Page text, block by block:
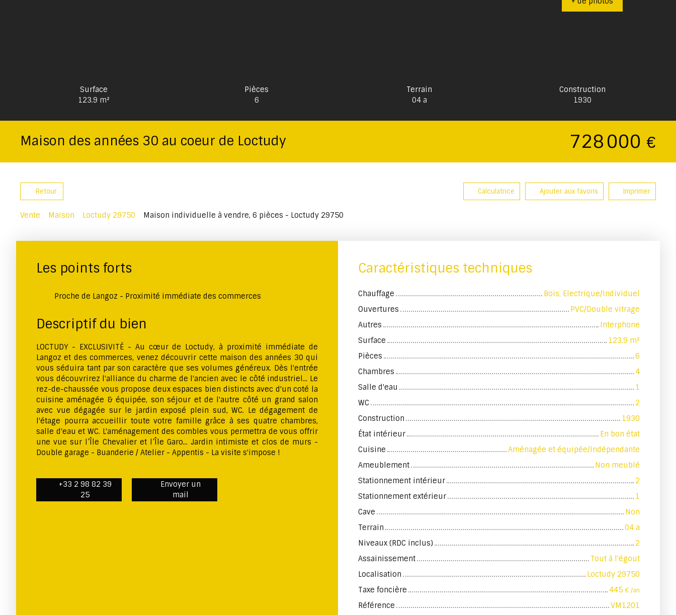
Surface
123.9 m²
Pièces
6
Terrain
04 a
Construction
1930
Maison des années 30 au coeur de Loctudy 728 000 €
Retour Calculatrice Ajouter aux favoris Imprimer
Vente Maison Loctudy 29750 Maison individuelle à vendre, 6 pièces - Loctudy 29750
Les points forts
Proche de Langoz - Proximité immédiate des commerces
Descriptif du bien
LOCTUDY - EXCLUSIVITÉ - Au cœur de Loctudy, à proximité immédiate de
Langoz et des commerces, venez découvrir cette maison des années 30 qui
vous séduira tant par son caractère que ses volumes généreux. Dès l'entrée
vous découvrirez l'alliance du charme de l'ancien avec le côté industriel... Le
rez-de-chaussée vous propose deux espaces bien distincts avec d'un coté la
cuisine aménagée & équipée, son séjour et de l'autre côté un grand salon
avec vue dégagée sur le jardin exposé plein sud, WC. Le dégagement de
l'étage pourra accueillir toute votre famille grâce à ses quatre chambres,
salle d'eau et WC. L'aménagement des combles vous permettra de vous offrir
une vue sur l’Île Chevalier et l’Île Garo... Jardin intimiste et clos de murs -
Double garage - Buanderie / Atelier - Appentis - La visite s'impose !
+33 2 98 82 39
25
Envoyer un
mail
Caractéristiques techniques
Chauffage
Bois, Electrique/Individuel
Ouvertures
PVC/Double vitrage
Autres
Interphone
Surface
123.9 m²
Pièces
6
Chambres
4
Salle d'eau
1
WC
2
Construction
1930
État intérieur
En bon état
Cuisine
Aménagée et équipée/Indépendante
Ameublement
Non meublé
Stationnement intérieur
2
Stationnement extérieur
1
Cave
Non
Terrain
04 a
Niveaux (RDC inclus)
2
Assainissement
Tout à l'égout
Localisation
Loctudy 29750
Taxe foncière
445 € /an
Référence VM1201